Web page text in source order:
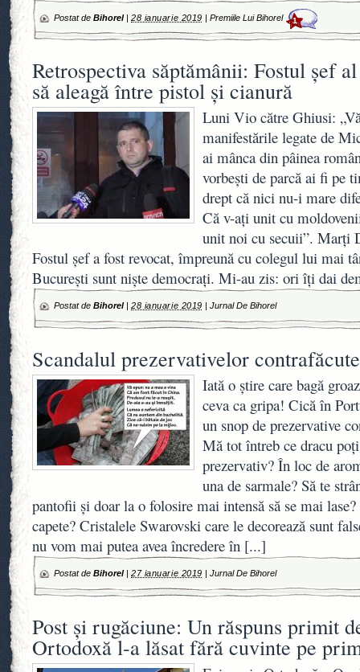
Postat de Bihorel| 28 ianuarie 2019 | Premiile Lui Bihorel 1
Retrospectiva săptămânii: Fostul șef
să aleagă între pistol și cianură
Luni Vio către Ghiusi:
manifestările legate de
ai mânca din pâinea
vorbești de parcă ai fi pe
drept că nici nu-i mare
Că v-ați unit cu
unit noi cu secuii”. Marți
Fostul șef a fost revocat, împreună cu colegul lui mai
București sunt niște democrați. Mi-au zis: ori îți dai
Postat de Bihorel| 28 ianuarie 2019 | Jurnal De Bihorel
Scandalul prezervativelor contrafăcute
Iată o știre care bagă
ceva ca gripa! Cică în
un snop de prezervative
Mă tot întreb ce dracu
prezervativ? În loc de
una de sarmale? Să te
pantofii și doar la o folosire mai intensă să se mai
capete? Cristalele Swarovski care le decorează sunt
nu vom mai putea avea încredere în [...]
Postat de Bihorel| 27 ianuarie 2019 | Jurnal De Bihorel
Post şi rugăciune: Un răspuns primit
Ortodoxă l-a lăsat fără cuvinte pe